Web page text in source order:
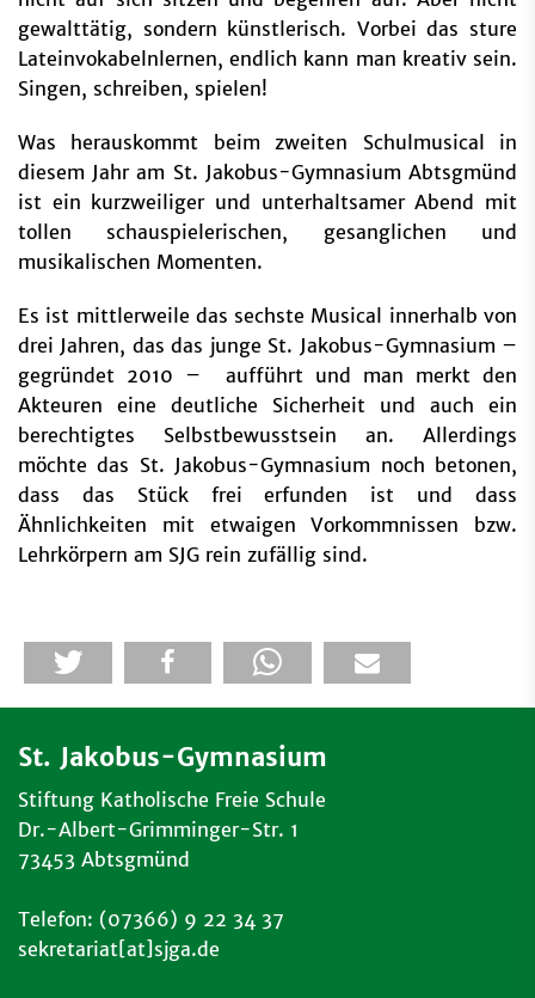
gewalttätig, sondern künstlerisch. Vorbei das sture
Lateinvokabelnlernen, endlich kann man kreativ sein.
Singen, schreiben, spielen!
Was herauskommt beim zweiten Schulmusical in
diesem Jahr am St. Jakobus-Gymnasium Abtsgmünd
ist ein kurzweiliger und unterhaltsamer Abend mit
tollen schauspielerischen, gesanglichen und
musikalischen Momenten.
Es ist mittlerweile das sechste Musical innerhalb von
drei Jahren, das das junge St. Jakobus-Gymnasium –
gegründet 2010 – aufführt und man merkt den
Akteuren eine deutliche Sicherheit und auch ein
berechtigtes Selbstbewusstsein an. Allerdings
möchte das St. Jakobus-Gymnasium noch betonen,
dass das Stück frei erfunden ist und dass
Ähnlichkeiten mit etwaigen Vorkommnissen bzw.
Lehrkörpern am SJG rein zufällig sind.
St. Jakobus-Gymnasium
Stiftung Katholische Freie Schule
Dr.-Albert-Grimminger-Str. 1
73453 Abtsgmünd
Telefon: (07366) 9 22 34 37
sekretariat[at]sjga.de